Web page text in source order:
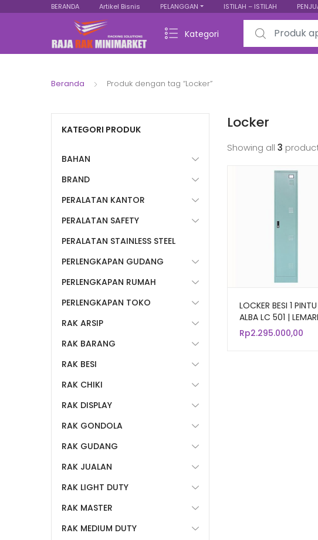
BERANDA Artikel Bisnis PELANGGAN ISTILAH – ISTILAH
Kategori
Search for:
Beranda Produk dengan tag “Locker”
Locker
Showing all 3
LOCKER BESI 1 PINTU
ALBA LC 501 |
KECIL 1 SUSUN
Rp2.295.000,00
KATEGORI PRODUK
BAHAN
BRAND
PERALATAN KANTOR
PERALATAN SAFETY
PERALATAN STAINLESS STEEL
PERLENGKAPAN GUDANG
PERLENGKAPAN RUMAH
PERLENGKAPAN TOKO
RAK ARSIP
RAK BARANG
RAK BESI
RAK CHIKI
RAK DISPLAY
RAK GONDOLA
RAK GUDANG
RAK JUALAN
RAK LIGHT DUTY
RAK MASTER
RAK MEDIUM DUTY